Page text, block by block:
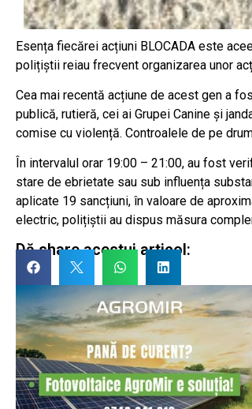
Esența fiecărei acțiuni BLOCADA este
polițiștii reiau frecvent organizarea unor
Cea mai recentă acțiune de acest gen a
publică, rutieră, cei ai Grupei Canine și
comise cu violență. Controalele de pe
În intervalul orar 19:00 – 21:00, au fost
stare de ebrietate sau sub influența
aplicate 19 sancțiuni, în valoare de
electric, polițiștii au dispus măsura
Dă share acestui articol: